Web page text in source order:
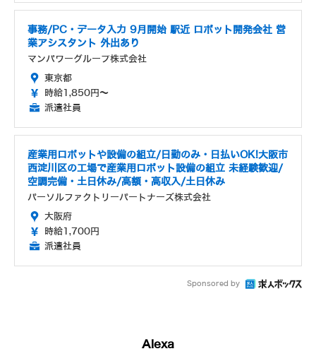
事務/PC・データ入力 9月開始 駅近 ロボット開発会社 営
業アシスタント 外出あり
マンパワーグループ株式会社
東京都
時給1,850円～
派遣社員
産業用ロボットや設備の組立/日勤のみ・日払いOK!大阪市
西淀川区の工場で産業用ロボット設備の組立 未経験歓迎/
空調完備・土日休み/高額・高収入/土日休み
パーソルファクトリーパートナーズ株式会社
大阪府
時給1,700円
派遣社員
Sponsored by
Alexa